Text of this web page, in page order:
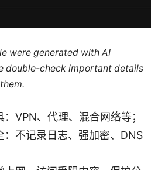
were generated with AI
double-check important details
VPN、代理、混合网络等；
：不记录日志、强加密、DNS